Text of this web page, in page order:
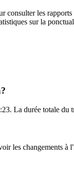
consulter les rapports
sur la
La durée totale du
les changements à